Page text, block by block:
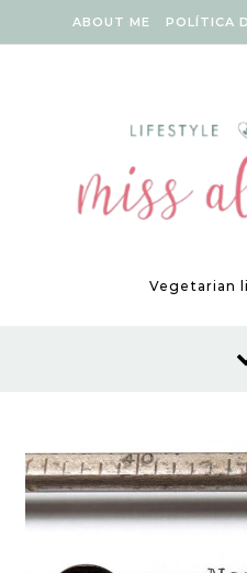
ABOUT ME POLÍTICA
Vegetarian